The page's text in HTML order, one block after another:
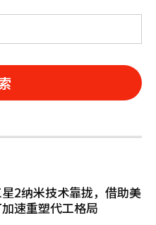
2纳米技术靠拢，借助美
速重塑代工格局